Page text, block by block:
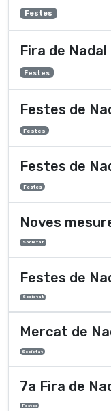
Festes
Fira de Nadal
Festes
Festes de
Festes
Festes de
Festes
Noves
Societat
Festes de
Societat
Mercat de
Societat
7a Fira de
Festes